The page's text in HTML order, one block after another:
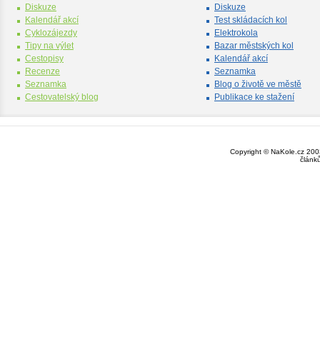
Diskuze
Kalendář akcí
Cyklozájezdy
Tipy na výlet
Cestopisy
Recenze
Seznamka
Cestovatelský blog
Diskuze
Test skládacích kol
Elektrokola
Bazar městských kol
Kalendář akcí
Seznamka
Blog o životě ve městě
Publikace ke stažení
Copyright © NaKole.cz